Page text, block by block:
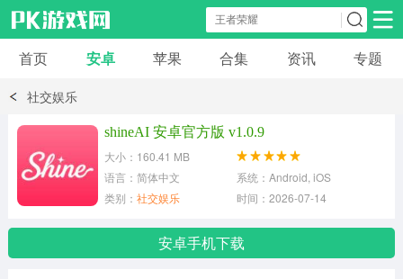
安卓应用 安卓游戏
模拟经营
首页 安卓 苹果 合集 资讯 专题
社交娱乐
shineAI 安卓官方版 v1.0.9
大小：160.41 MB
语言：简体中文
系统：Android, iOS
类别： 社交娱乐 时间：2026-07-14
安卓手机下载